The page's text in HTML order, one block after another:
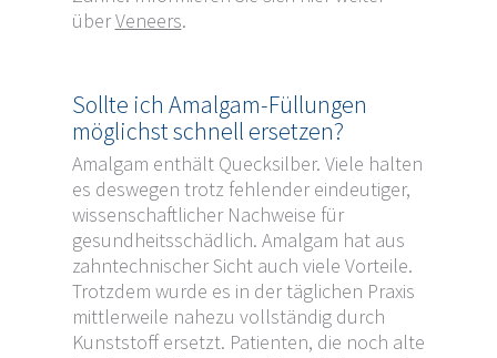
überVeneers.
Sollte ich Amalgam-Füllungen
möglichst schnell ersetzen?
Amalgam enthält Quecksilber. Viele halten
es deswegen trotz fehlender eindeutiger,
wissenschaftlicher Nachweise für
gesundheitsschädlich. Amalgam hat aus
zahntechnischer Sicht auch viele Vorteile.
Trotzdem wurde es in der täglichen Praxis
mittlerweile nahezu vollständig durch
Kunststoff ersetzt. Patienten, die noch alte